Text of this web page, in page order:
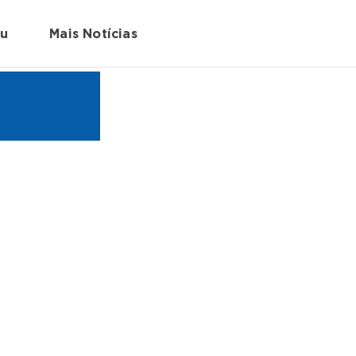
Mais Notícias